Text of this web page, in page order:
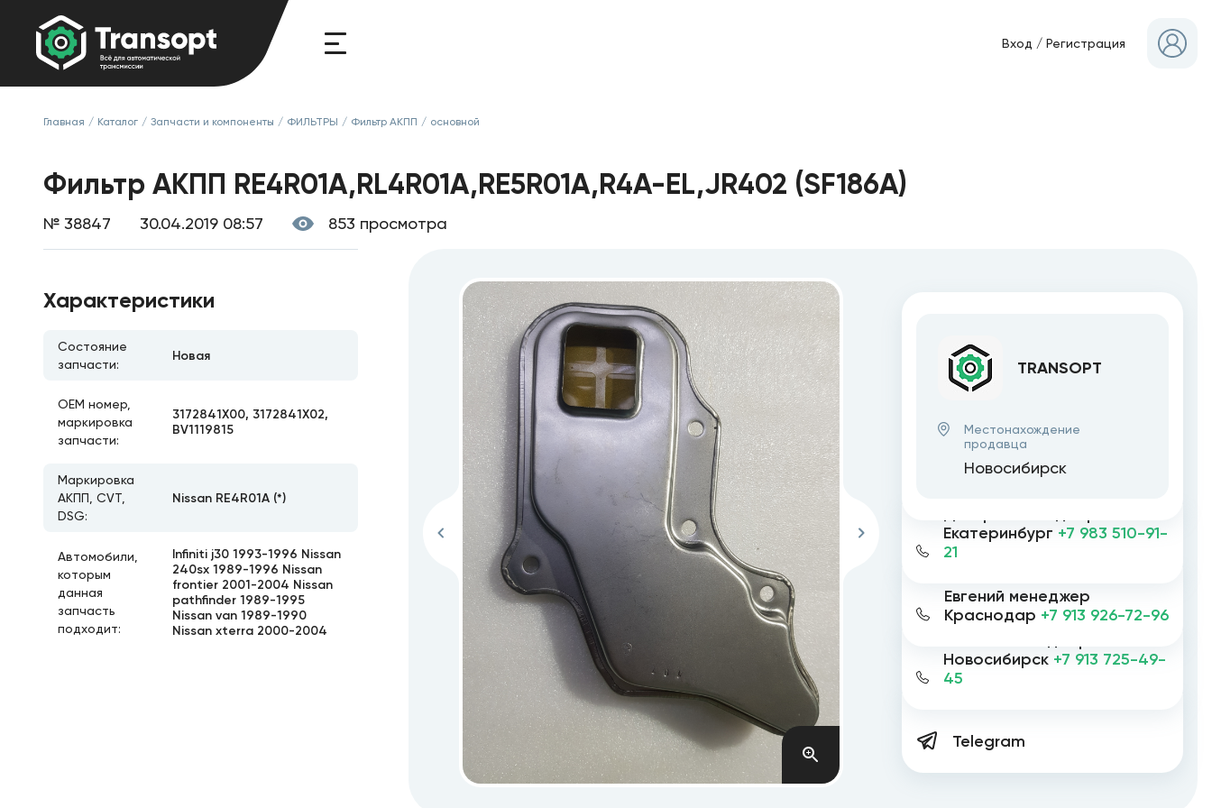
Вход /Регистрация
Главная / Каталог / Запчасти и компоненты / ФИЛЬТРЫ / Фильтр АКПП / основной
Фильтр АКПП RE4R01A,RL4R01A,RE5R01A,R4A-EL,JR402 (SF186A)
№ 38847 30.04.2019 08:57 853 просмотра
Характеристики
Состояние
запчасти:
Новая
ОЕМ номер,
маркировка
запчасти:
3172841X00, 3172841X02,
BV1119815
Маркировка
АКПП, CVT,
DSG:
Nissan RE4R01A (*)
Автомобили,
которым
данная
запчасть
подходит:
Infiniti j30 1993-1996 Nissan
240sx 1989-1996 Nissan
frontier 2001-2004 Nissan
pathfinder 1989-1995
Nissan van 1989-1990
Nissan xterra 2000-2004
Telegram
Новосибирск +7 913 725-49-
45
Евгений менеджер
Краснодар +7 913 926-72-96
Екатеринбург +7 983 510-91-
21
TRANSOPT
Местонахождение
продавца
Новосибирск